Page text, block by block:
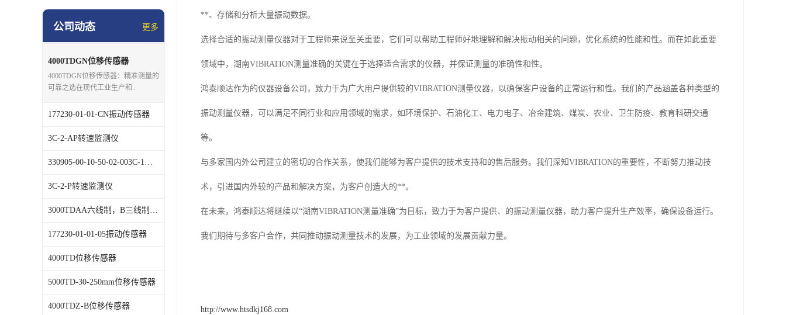
模块化产品
特殊用处传感器
特殊用途变送器
公司动态 更多
4000TDGN位移传感器
4000TDGN位移传感器：精准测量的
可靠之选在现代工业生产和..
177230-01-01-CN振动传感器
3C-2-AP转速监测仪
330905-00-10-50-02-003C-1，振动传感器
3C-2-P转速监测仪
3000TDAA六线制，B三线制)位移传感器
177230-01-01-05振动传感器
4000TD位移传感器
5000TD-30-250mm位移传感器
4000TDZ-B位移传感器
**、存储和分析大量振动数据。
选择合适的振动测量仪器对于工程师来说至关重要，它们可以帮助工程师好地理解和解决振动相关的问题，优化系统的性能和性。而在如此重要
领域中，湖南VIBRATION测量准确的关键在于选择适合需求的仪器，并保证测量的准确性和性。
鸿泰顺达作为的仪器设备公司，致力于为广大用户提供较的VIBRATION测量仪器，以确保客户设备的正常运行和性。我们的产品涵盖各种类型的
振动测量仪器，可以满足不同行业和应用领域的需求，如环境保护、石油化工、电力电子、冶金建筑、煤炭、农业、卫生防疫、教育科研交通
等。
与多家国内外公司建立的密切的合作关系，使我们能够为客户提供的技术支持和的售后服务。我们深知VIBRATION的重要性，不断努力推动技
术，引进国内外较的产品和解决方案，为客户创造大的**。
在未来，鸿泰顺达将继续以“湖南VIBRATION测量准确”为目标，致力于为客户提供、的振动测量仪器，助力客户提升生产效率，确保设备运行。
我们期待与多客户合作，共同推动振动测量技术的发展，为工业领域的发展贡献力量。
http://www.htsdkj168.com